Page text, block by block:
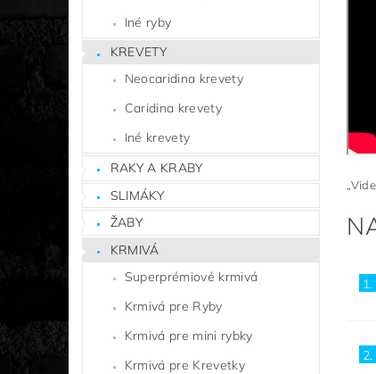
Iné ryby
KREVETY
Neocaridina krevety
Caridina krevety
Iné krevety
RAKY A KRABY
SLIMÁKY
ŽABY
KRMIVÁ
Superprémiové krmivá
Krmivá pre Ryby
Krmivá pre mini rybky
Krmivá pre Krevetky
1.
2.